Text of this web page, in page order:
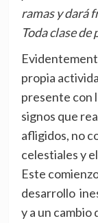
ramas y dará
Toda clase
propia
presente con
signos que
afligidos, no
celestiales y
Este
desarrollo
y a un